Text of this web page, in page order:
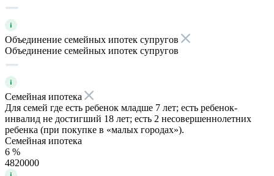
Объединение семейных ипотек супругов
Объединение семейных ипотек супругов
Семейная ипотека
Для семей где есть ребенок младше 7 лет; есть ребенок-
инвалид не достигший 18 лет; есть 2 несовершеннолетних
ребенка (при покупке в «малых городах»).
Семейная ипотека
6 %
4820000